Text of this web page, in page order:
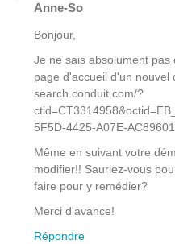
Anne-So
Bonjour,
Je ne sais absolument
page d'accueil d'un nouvel
search.conduit.com/?
5F5D-4425-A07E-
Même en suivant votre
modifier!! Sauriez-vous
faire pour y remédier?
Merci d'avance!
Répondre